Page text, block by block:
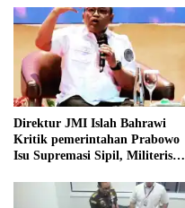
Direktur JMI Islah Bahrawi
Kritik pemerintahan Prabowo
Isu Supremasi Sipil, Militerisasi,